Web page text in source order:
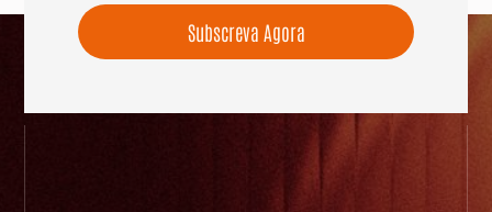
Subscreva Agora